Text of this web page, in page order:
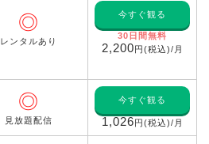
◎
レンタルあり
今すぐ観る
30日間無料
2,200円(税込)/月
◎
見放題配信
今すぐ観る
1,026円(税込)/月